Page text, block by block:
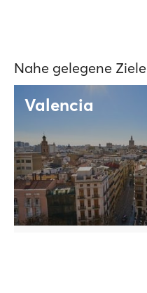
Nahe gelegene Ziele
Valencia